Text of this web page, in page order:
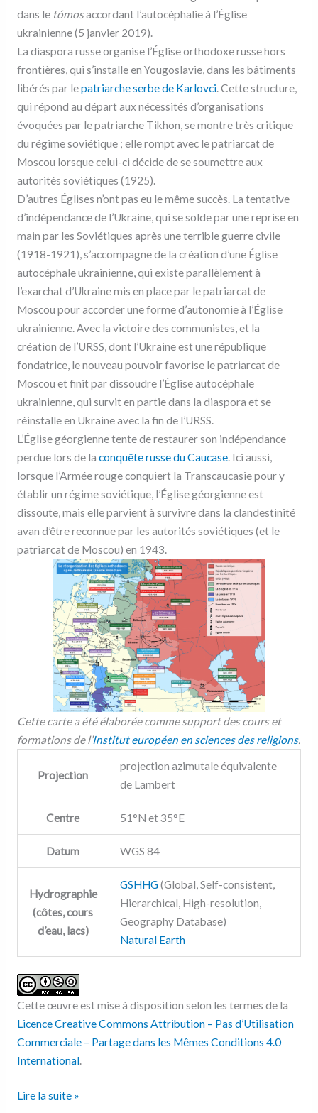
dans le tómosaccordant l’autocéphalie à l’Église
ukrainienne (5 janvier 2019).
La diaspora russe organise l’Église orthodoxe russe hors
frontières, qui s’installe en Yougoslavie, dans les bâtiments
libérés par lepatriarche serbe de Karlovci. Cette structure,
qui répond au départ aux nécessités d’organisations
évoquées par le patriarche Tikhon, se montre très critique
du régime soviétique ; elle rompt avec le patriarcat de
Moscou lorsque celui-ci décide de se soumettre aux
autorités soviétiques (1925).
D’autres Églises n’ont pas eu le même succès. La tentative
d’indépendance de l’Ukraine, qui se solde par une reprise en
main par les Soviétiques après une terrible guerre civile
(1918-1921), s’accompagne de la création d’une Église
autocéphale ukrainienne, qui existe parallèlement à
l’exarchat d’Ukraine mis en place par le patriarcat de
Moscou pour accorder une forme d’autonomie à l’Église
ukrainienne. Avec la victoire des communistes, et la
création de l’URSS, dont l’Ukraine est une république
fondatrice, le nouveau pouvoir favorise le patriarcat de
Moscou et finit par dissoudre l’Église autocéphale
ukrainienne, qui survit en partie dans la diaspora et se
réinstalle en Ukraine avec la fin de l’URSS.
L’Église géorgienne tente de restaurer son indépendance
perdue lors de la conquête russe du Caucase. Ici aussi,
lorsque l’Armée rouge conquiert la Transcaucasie pour y
établir un régime soviétique, l’Église géorgienne est
dissoute, mais elle parvient à survivre dans la clandestinité
avan d’être reconnue par les autorités soviétiques (et le
patriarcat de Moscou) en 1943.
Cette carte a été élaborée comme support des cours et
formations de l’Institut européen en sciences des religions.
Projection
projection azimutale équivalente
de Lambert
Centre 51°N et 35°E
Datum WGS 84
Hydrographie
(côtes, cours
d’eau, lacs)
GSHHG(Global, Self-consistent,
Hierarchical, High-resolution,
Geography Database)
Natural Earth
Cette œuvre est mise à disposition selon les termes de la
Licence Creative Commons Attribution – Pas d’Utilisation
Commerciale – Partage dans les Mêmes Conditions 4.0
International.
Lire la suite »